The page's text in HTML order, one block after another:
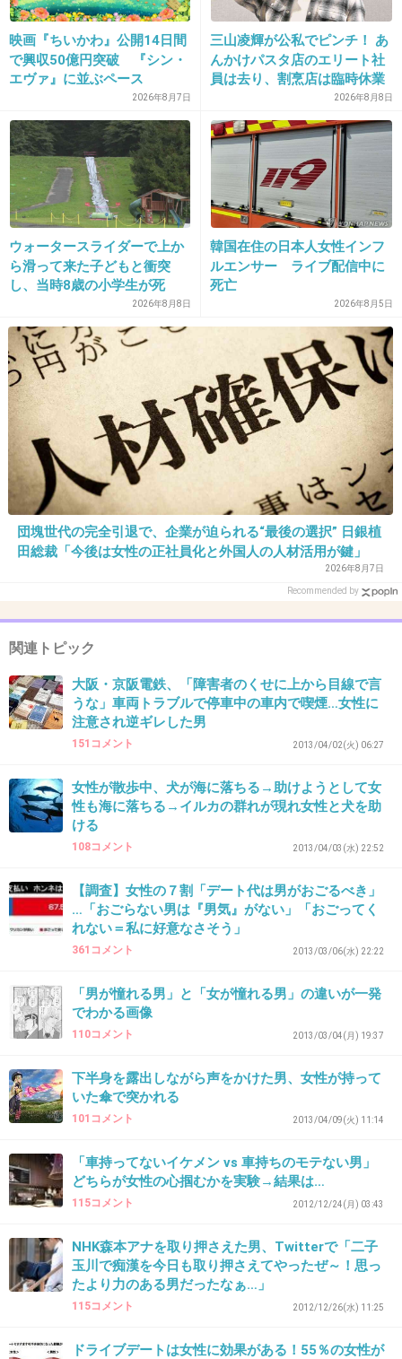
＞＞20 どこででも批判されるわｗ
-0
29. 匿名 2013/03/06(水) 21:31:07
福祉関係の職種としては本当に耳が痛い。
2013/03/06(水) 21:31:16
バレないと思ったのかな・・
+2 -0
31. 匿名 2013/03/06(水) 21:31:26
でも、白杖持っている盲目でない人も確かにいる。
杖は持ってなくても、盲目の筈の人が地域の運動会で「ほ
ら、そこだ頑張れ！」など明らかに見えている事を言った
りもする。
こういう…何とも表現し難いけど、敢えて書けば社会的弱者
26歳男、女装して女湯侵入！ガニ股で気付
かれる
股で気付かれた２６歳男 : 社会 : YOMIURI ONLINE（読売新聞） のぞき目
的で女装し、スーパー銭湯の女湯に入り込んだとして、奈良県警奈良署は
２４日、奈良市南紀寺町の無職浅田健太郎容疑...
女装で女子トイレに侵入した松本市係長を
逮捕
girlschannel.net
女子トイレに侵入したとして、神奈川県警戸部署は２日、建造物侵入容疑
で長野県松本市井川城、同市健康福祉部障害・生...
「女性の裸が見たかった」39歳男性が女装
して女湯に侵入し逮捕
girlschannel.net
と女装し女湯に…がっしりした３９歳 : 社会 : YOMIURI ONLINE（読売新
聞）発表によると、宇津木容疑者は同日午後３時頃、米沢市の公衆浴場の
女湯の脱衣所に正当な理由なく侵入した疑い。宇津木容...
映画『ちいかわ』公開14日間
で興収50億円突破 『シン・
エヴァ』に並ぶペース
2026年8月7日
三山凌輝が公私でピンチ！ あ
んかけパスタ店のエリート社
員は去り、割烹店は臨時休業
2026年8月8日
ウォータースライダーで上か
ら滑って来た子どもと衝突
し、当時8歳の小学生が死
亡 イベントの引率責任者の
町職員を「減給」の懲戒処
分 児童の両親は「軽過ぎ
る」「全く納得できない」
島根県邑南町
2026年8月8日
韓国在住の日本人女性インフ
ルエンサー ライブ配信中に
死亡
2026年8月5日
団塊世代の完全引退で、企業が迫られる“最後の選択” 日銀植
田総裁「今後は女性の正社員化と外国人の人材活用が鍵」
2026年8月7日
Recommended by
関連トピック
大阪・京阪電鉄、「障害者のくせに上から目線で言
うな」車両トラブルで停車中の車内で喫煙…女性に
注意され逆ギレした男
151コメント 2013/04/02(火) 06:27
女性が散歩中、犬が海に落ちる→助けようとして女
性も海に落ちる→イルカの群れが現れ女性と犬を助
ける
108コメント 2013/04/03(水) 22:52
【調査】女性の７割「デート代は男がおごるべき」
…「おごらない男は『男気』がない」「おごってく
れない＝私に好意なさそう」
361コメント 2013/03/06(水) 22:22
「男が憧れる男」と「女が憧れる男」の違いが一発
でわかる画像
110コメント 2013/03/04(月) 19:37
下半身を露出しながら声をかけた男、女性が持って
いた傘で突かれる
101コメント 2013/04/09(火) 11:14
「車持ってないイケメン vs 車持ちのモテない男」
どちらが女性の心掴むかを実験→結果は…
115コメント 2012/12/24(月) 03:43
NHK森本アナを取り押さえた男、Twitterで「二子
玉川で痴漢を今日も取り押さえてやったぜ～！思っ
たより力のある男だったなぁ…」
115コメント 2012/12/26(水) 11:25
ドライブデートは女性に効果がある！55％の女性が